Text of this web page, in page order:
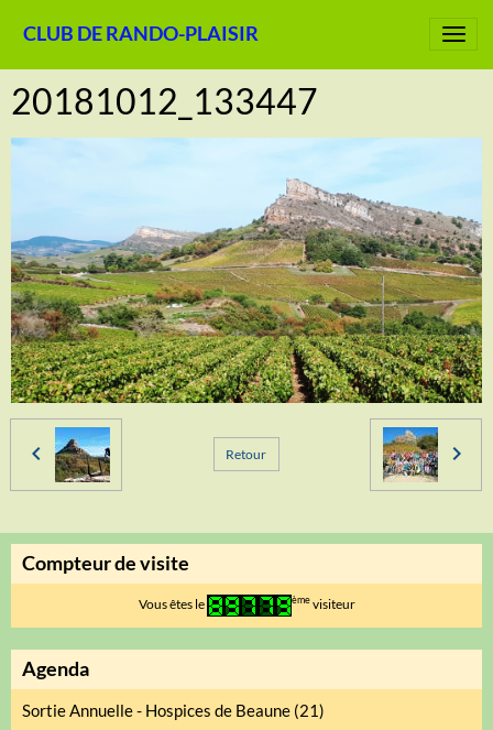
CLUB DE RANDO-PLAISIR
20181012_133447
Retour
Compteur de visite
Vous êtes le èmevisiteur
Agenda
Sortie Annuelle - Hospices de Beaune (21)